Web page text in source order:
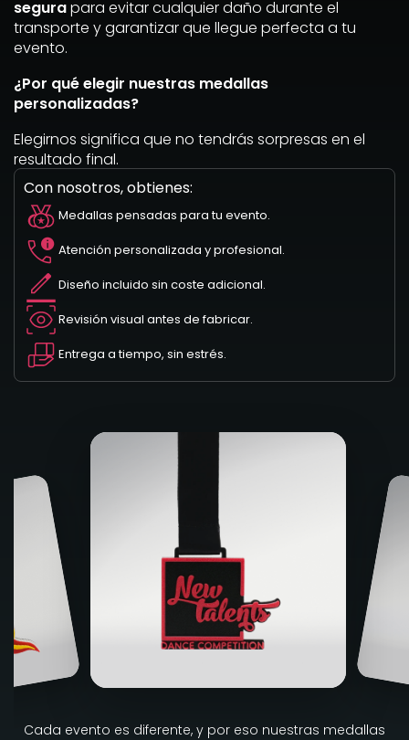
segurapara evitar cualquier daño durante el
transporte y garantizar que llegue perfecta a tu
evento.
¿Por qué elegir nuestras medallas
personalizadas?
Elegirnos significa que no tendrás sorpresas en el
resultado final.
Con nosotros, obtienes:
Medallas pensadas para tu evento.
Atención personalizada y profesional.
Diseño incluido sin coste adicional.
Revisión visual antes de fabricar.
Entrega a tiempo, sin estrés.
Cada evento es diferente, y por eso nuestras medallas